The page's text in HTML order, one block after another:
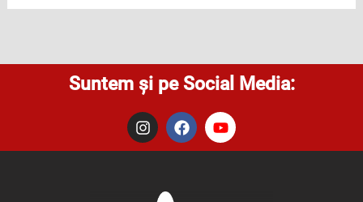
Suntem și pe Social Media:
I
n
s
F
a
c
Y
o
u